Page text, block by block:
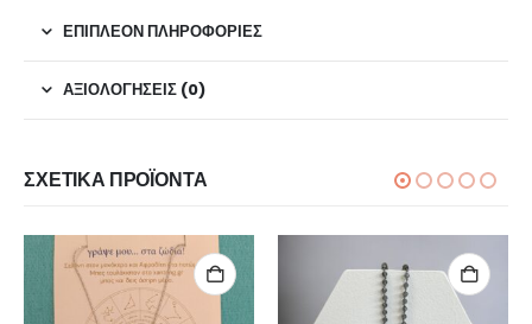
ΕΠΙΠΛΈΟΝ ΠΛΗΡΟΦΟΡΊΕΣ
ΑΞΙΟΛΟΓΉΣΕΙΣ (0)
ΣΧΕΤΙΚΆ ΠΡΟΪΌΝΤΑ